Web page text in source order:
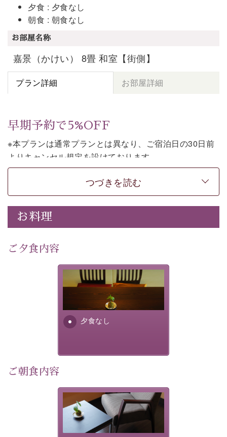
夕食 : 夕食なし
朝食 : 朝食なし
お部屋名称
嘉景（かけい） 8畳 和室【街側】
プラン詳細 お部屋詳細
早期予約で5%OFF
※本プランは通常プランとは異なり、ご宿泊日の30日前
よりキャンセル規定を設けております。
※本プランは素泊まりのプランです。2食付きでご利用ご
【公式限定価格】早割プラン（30日前
まで）」をご利用ください。
上諏訪温泉しんゆでは、30日前までのご予約で、5%割
意しております。
諏訪湖の穏やかな景色、心身を解きほぐす温泉、そして
温かいおもてなし。ご滞在を楽しみに待つ日々が旅をよ
り特別なものにしてくれます。
早めのご予約で、お得に癒しのひとときをお過ごしくだ
個室料亭、貸切風呂のご利用が可能な上、 安心安全にご
滞在いただけるよう
徹底した衛生管理を行っております。
-------------------------------------------------
つづきを読む
お料理
ご夕食内容
夕食なし
夕食なしご夕食を追加される
場合は、二食付きのプランを
お選びくださいませ。
ご朝食内容
朝食なし。ご朝食を付ける場
合は朝食付きのプランをお選
びくださいませ。